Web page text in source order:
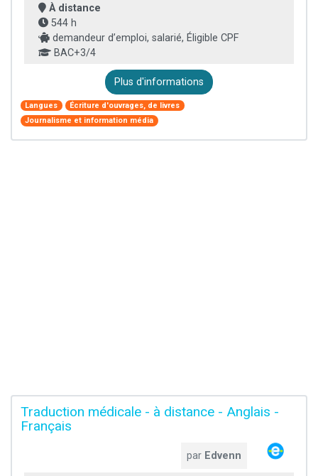
À distance
544 h
demandeur d’emploi, salarié, Éligible CPF
BAC+3/4
Plus d'informations
Langues
Écriture d'ouvrages, de livres
Journalisme et information média
Traduction médicale - à distance - Anglais -
Français
par Edvenn